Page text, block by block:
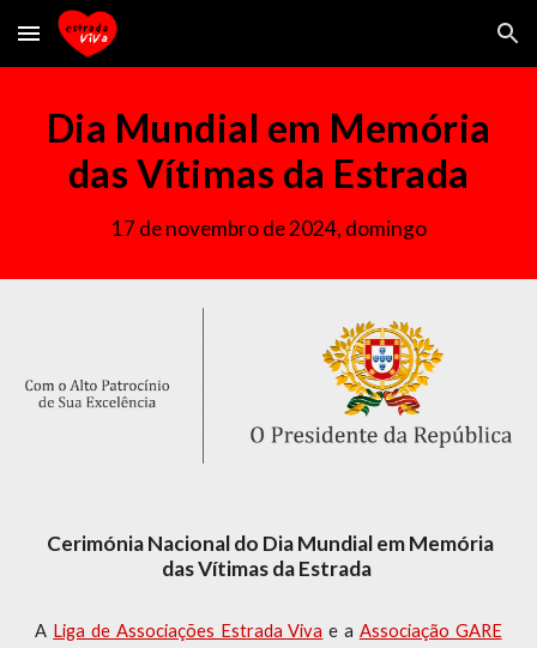
Skip to main content Skip to navigation
Dia Mundial em Memória
das Vítimas da Estrada
17 de novembro de 2024, domingo
Cerimónia Nacional do Dia Mundial em Memória
das Vítimas da Estrada
A Liga de Associações Estrada Viva e a Associação GARE